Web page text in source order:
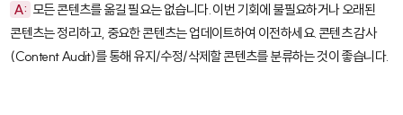
A: 모든 콘텐츠를 옮길 필요는 없습니다. 이번 기회에 불필요하거나 오래된
콘텐츠는 정리하고, 중요한 콘텐츠는 업데이트하여 이전하세요. 콘텐츠 감사
(Content Audit)를 통해 유지/수정/삭제할 콘텐츠를 분류하는 것이 좋습니다.